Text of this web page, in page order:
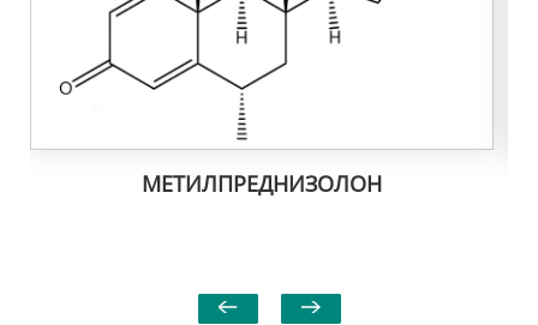
МЕТИЛПРЕДНИЗОЛОН